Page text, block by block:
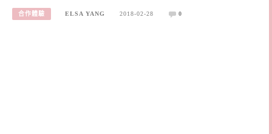
合作體驗 ELSA YANG 2018-02-28 0